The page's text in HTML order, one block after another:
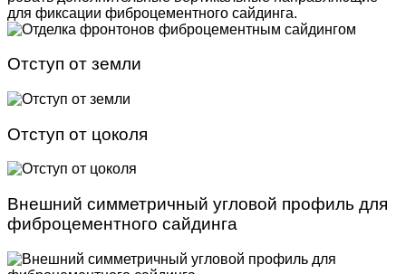
для фиксации фиброцементного сайдинга.
Отступ от земли
Отступ от цоколя
Внешний симметричный угловой профиль для
фиброцементного сайдинга